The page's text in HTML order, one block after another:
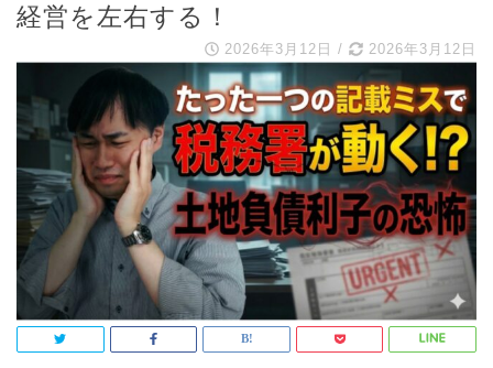
経営を左右する！
2026年3月12日 / 2026年3月12日